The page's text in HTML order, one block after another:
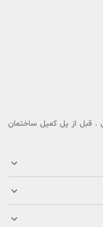
. قبل از پل کمیل ساختمان